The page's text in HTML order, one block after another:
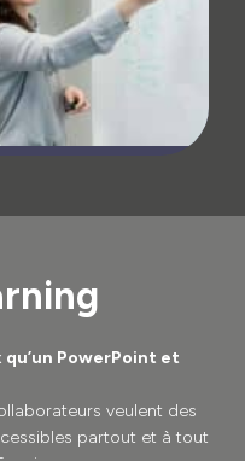
PowerPoint et
veulent des
partout et à tout